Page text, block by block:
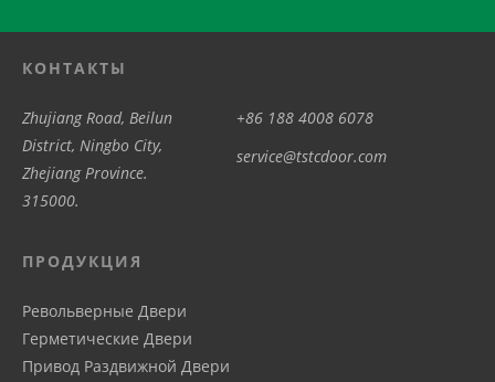
КОНТАКТЫ
Zhujiang Road, Beilun
District, Ningbo City,
Zhejiang Province.
315000.
+86 188 4008 6078
service@tstcdoor.com
ПРОДУКЦИЯ
Револьверные Двери
Герметические Двери
Привод Pаздвижной Двери